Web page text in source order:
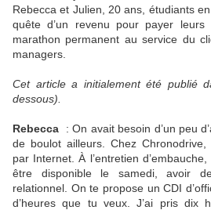
Rebecca et Julien, 20 ans, étudiants
quête d’un revenu pour payer
marathon permanent au service du
managers.
Cet article a initialement été publié
dessous).
Rebecca
: On avait besoin d’un peu
de boulot ailleurs. Chez Chronodrive,
par Internet. À l’entretien
être disponible le samedi, avoir
relationnel. On te propose un CDI
d’heures que tu veux. J’ai pris dix